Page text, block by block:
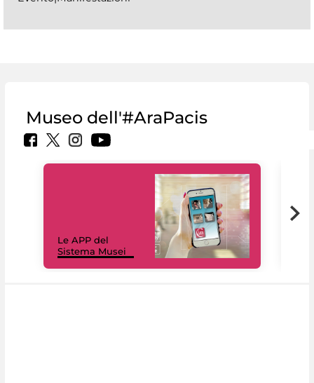
Museo dell'#AraPacis
Le APP del
Sistema Musei